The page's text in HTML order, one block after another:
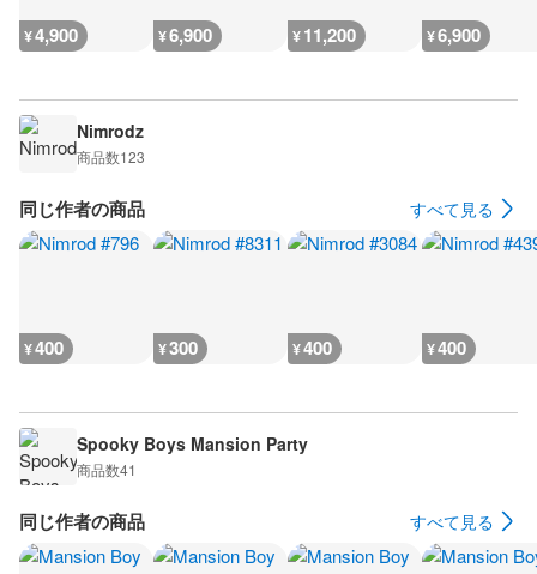
¥4,900 ¥6,900 ¥11,200 ¥6,900
Nimrodz
商品数123
同じ作者の商品 すべて見る
¥400 ¥300 ¥400 ¥400
Spooky Boys Mansion Party
商品数41
同じ作者の商品 すべて見る